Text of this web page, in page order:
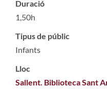
Duració
1,50h
Tipus de públic
Infants
Lloc
Sallent. Biblioteca Sant